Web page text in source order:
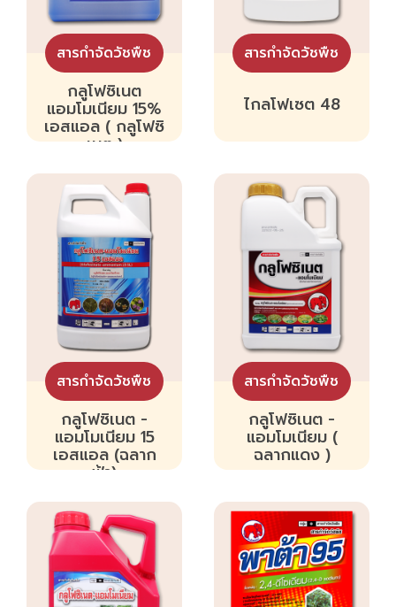
สารกำจัดวัชพืช
กลูโฟซิเนต
แอมโมเนียม 15%
เอสแอล ( กลูโฟซิ
เนต )
สารกำจัดวัชพืช
ไกลโฟเซต 48
สารกำจัดวัชพืช
กลูโฟซิเนต -
แอมโมเนียม 15
เอสแอล (ฉลาก
ฟ้า)
สารกำจัดวัชพืช
กลูโฟซิเนต -
แอมโมเนียม (
ฉลากแดง )